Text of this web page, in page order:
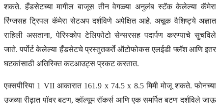
शकते. हँडसेटच्या मागील बाजूस तीन वेगळ्या अनुलंब स्टॅक केलेल्या कॅमेरा
रिंग्जसह ट्रिपल कॅमेरा सेटअप दर्शविणे अपेक्षित आहे. अचूक वैशिष्ट्ये अज्ञात
राहिली असताना, पेरिस्कोप टेलिफोटो सेन्सरसह पदार्पण करण्याचे सुचविले
जाते. पर्पोर्ट केलेल्या हँडसेटचे प्रस्तुतकर्ते ऑटोफोकस एलईडी फ्लॅश आणि इतर
घटकांसाठी अतिरिक्त कटआउट्स प्रकट करतात.
एक्सपीरिया 1 VII आकारात 161.9 x 74.5 x 8.5 मिमी मोजू शकते. फोनच्या
उजव्या रीढ़ात पॉवर बटण, व्हॉल्यूम रॉकर्स आणि एक समर्पित बटण दर्शविले जाऊ